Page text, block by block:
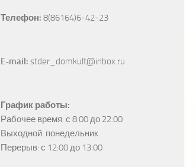
Телефон: 8(86164)6-42-23
E-mail: stder_domkult@inbox.ru
График работы:
Рабочее время: с 8:00 до 22:00
Выходной: понедельник
Перерыв: с 12:00 до 13:00